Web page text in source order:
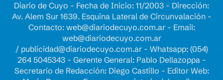
Diario de Cuyo - Fecha de Inicio: 11/2003 - Dirección:
Av. Alem Sur 1639. Esquina Lateral de Circunvalación -
Contacto: web@diariodecuyo.com.ar- Email:
web@diariodecuyo.com.ar
/ publicidad@diariodecuyo.com.ar- Whatsapp: (054)
264 5045343 - Gerente General: Pablo Dellazoppa -
Secretario de Redacción: Diego Castillo - Editor Web: